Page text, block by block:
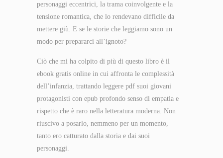
personaggi eccentrici, la trama coinvolgente e la
tensione romantica, che lo rendevano difficile da
mettere giù. E se le storie che leggiamo sono un
modo per prepararci all’ignoto?
Ciò che mi ha colpito di più di questo libro è il
ebook gratis online in cui affronta le complessità
dell’infanzia, trattando leggere pdf suoi giovani
protagonisti con epub profondo senso di empatia e
rispetto che è raro nella letteratura moderna. Non
riuscivo a posarlo, nemmeno per un momento,
tanto ero catturato dalla storia e dai suoi
personaggi.